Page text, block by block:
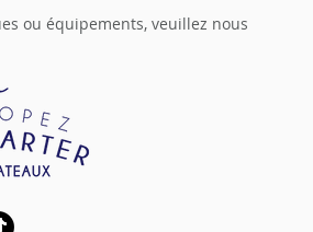
ou équipements, veuillez nous